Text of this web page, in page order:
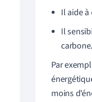
Il aide
Il
carbone.
Par
moins